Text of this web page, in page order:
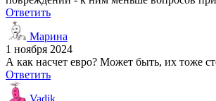
Ответить
Марина
1 ноября 2024
А как насчет евро? Может быть, их тоже
Ответить
Vadik